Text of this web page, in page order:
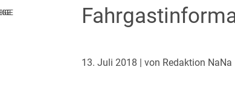
Lab
Deutschlandticket
Infrastruktur
13. Juli 2018 | von Redaktion NaNa